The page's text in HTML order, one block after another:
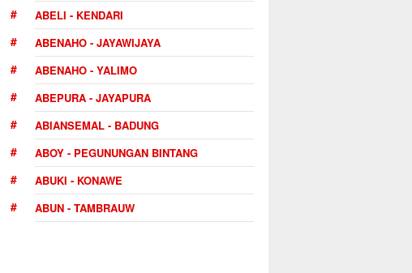
ABELI - KENDARI
ABENAHO - JAYAWIJAYA
ABENAHO - YALIMO
ABEPURA - JAYAPURA
ABIANSEMAL - BADUNG
ABOY - PEGUNUNGAN BINTANG
ABUKI - KONAWE
ABUN - TAMBRAUW